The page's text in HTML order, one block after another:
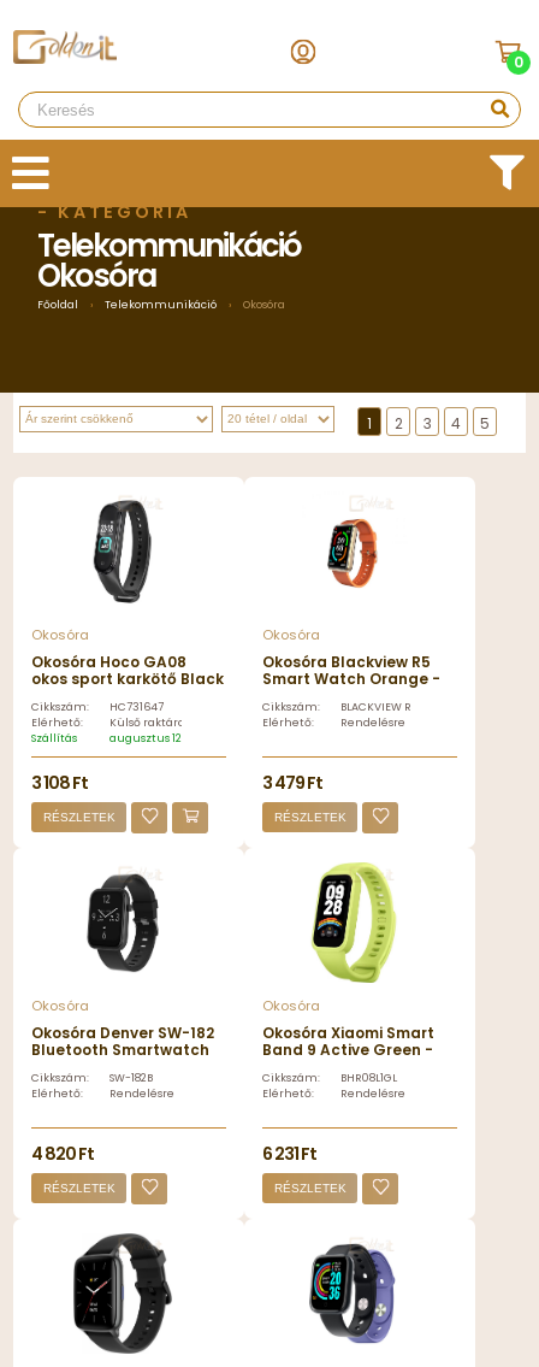
0
- KATEGÓRIA
Telekommunikáció
Okosóra
Főoldal › Telekommunikáció › Okosóra
1 2 3 4 5
Okosóra
Okosóra Hoco GA08
okos sport karkötő Black
Cikkszám:
HC731647
Elérhető:
Külső raktáron
Szállítás
augusztus 12, szerda
3 108 Ft
RÉSZLETEK
Okosóra
Okosóra Blackview R5
Smart Watch Orange -
Cikkszám:
BLACKVIEW R5 ORANGE
Elérhető:
Rendelésre
3 479 Ft
RÉSZLETEK
Okosóra
Okosóra Denver SW-182
Bluetooth Smartwatch
Cikkszám:
SW-182B
Elérhető:
Rendelésre
4 820 Ft
RÉSZLETEK
Okosóra
Okosóra Xiaomi Smart
Band 9 Active Green -
Cikkszám:
BHR08L1GL
Elérhető:
Rendelésre
6 231 Ft
RÉSZLETEK